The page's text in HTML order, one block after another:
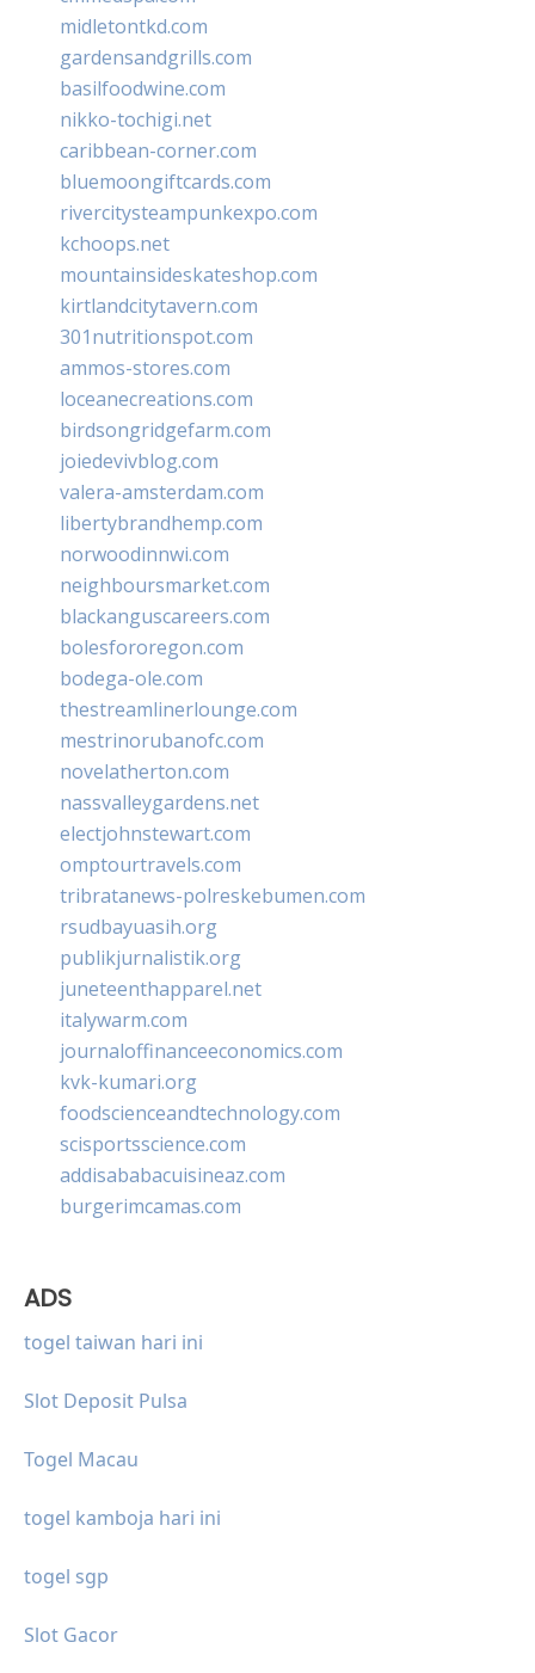
midletontkd.com
gardensandgrills.com
basilfoodwine.com
nikko-tochigi.net
caribbean-corner.com
bluemoongiftcards.com
rivercitysteampunkexpo.com
kchoops.net
mountainsideskateshop.com
kirtlandcitytavern.com
301nutritionspot.com
ammos-stores.com
loceanecreations.com
birdsongridgefarm.com
joiedevivblog.com
valera-amsterdam.com
libertybrandhemp.com
norwoodinnwi.com
neighboursmarket.com
blackanguscareers.com
bolesfororegon.com
bodega-ole.com
thestreamlinerlounge.com
mestrinorubanofc.com
novelatherton.com
nassvalleygardens.net
electjohnstewart.com
omptourtravels.com
tribratanews-polreskebumen.com
rsudbayuasih.org
publikjurnalistik.org
juneteenthapparel.net
italywarm.com
journaloffinanceeconomics.com
kvk-kumari.org
foodscienceandtechnology.com
scisportsscience.com
addisababacuisineaz.com
burgerimcamas.com
ADS
togel taiwan hari ini
Slot Deposit Pulsa
Togel Macau
togel kamboja hari ini
togel sgp
Slot Gacor